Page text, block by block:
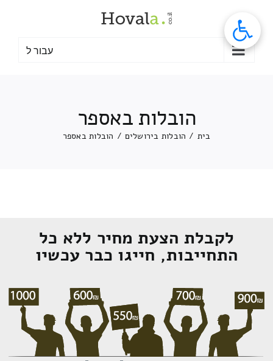
עבור ל
הובלות באספר
בית / הובלות בירושלים / הובלות באספר
לקבלת הצעת מחיר ללא כל
התחייבות, חייגו כבר עכשיו